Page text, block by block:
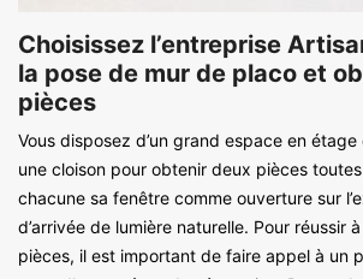
Choisissez l’entreprise
la pose de mur de placo et
pièces
Vous disposez d’un grand espace en
une cloison pour obtenir deux pièces
chacune sa fenêtre comme ouverture sur
d’arrivée de lumière naturelle. Pour réussir
pièces, il est important de faire appel à un